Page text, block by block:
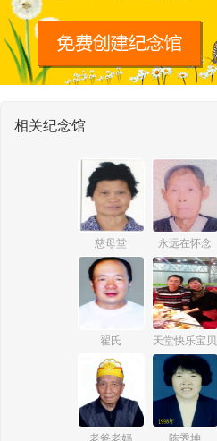
相关纪念馆
慈母堂 永远在怀念
翟氏 天堂快乐宝贝
老爸老妈 陈秀坤